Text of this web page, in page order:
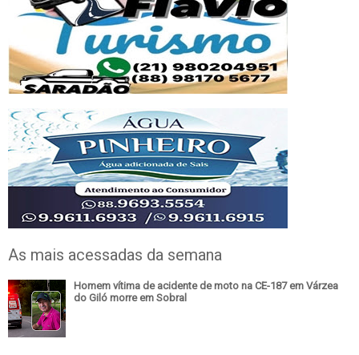
As mais acessadas da semana
Homem vítima de acidente de moto na CE-187 em Várzea
do Giló morre em Sobral